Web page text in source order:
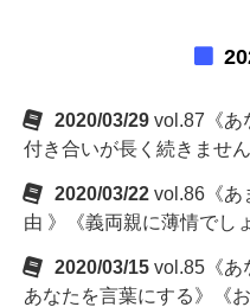
2020/03/29 vol.87《あ
付き合いが長く続きません
2020/03/22 vol.86《あ
由 》《義両親に薄情でし
2020/03/15 vol.85《あ
あなたを言葉にする》《